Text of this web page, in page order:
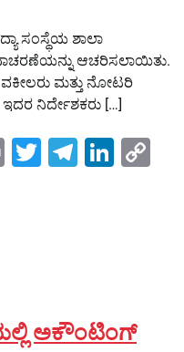
ಸಂಸ್ಥೆಯ ಶಾಲಾ
ಆಚರಿಸಲಾಯಿತು.
ಮತ್ತು ನೋಟರಿ
ನಿರ್ದೇಶಕರು […]
PrintTwitter
ಅಕೌಂಟಿಂಗ್